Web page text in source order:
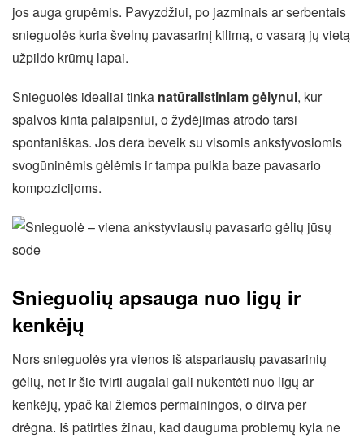
jos auga grupėmis. Pavyzdžiui, po jazminais ar serbentais
snieguolės kuria švelnų pavasarinį kilimą, o vasarą jų vietą
užpildo krūmų lapai.
Snieguolės idealiai tinka natūralistiniam gėlynui, kur
spalvos kinta palaipsniui, o žydėjimas atrodo tarsi
spontaniškas. Jos dera beveik su visomis ankstyvosiomis
svogūninėmis gėlėmis ir tampa puikia baze pavasario
kompozicijoms.
Snieguolių apsauga nuo ligų ir
kenkėjų
Nors snieguolės yra vienos iš atspariausių pavasarinių
gėlių, net ir šie tvirti augalai gali nukentėti nuo ligų ar
kenkėjų, ypač kai žiemos permainingos, o dirva per
drėgna. Iš patirties žinau, kad dauguma problemų kyla ne